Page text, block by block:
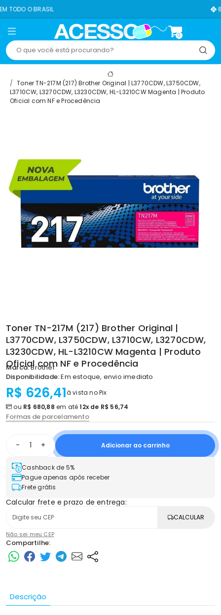
8% OFF NO PIX
0
Toner TN-217M (217) Brother Original | L3770CDW, L3750CDW,
L3710CW, L3270CDW, L3230CDW, HL-L3210CW Magenta | Produto
Oficial com NF e Procedência
Toner TN-217M (217) Brother Original |
L3770CDW, L3750CDW, L3710CW, L3270CDW,
L3230CDW, HL-L3210CW Magenta | Produto
Oficial com NF e Procedência
Marca:Brother
Disponibilidade:Em estoque, envio imediato
R$ 626,41à vista no Pix
ou R$ 680,88 em até12x de R$ 56,74
Formas de parcelamento
- + Adicionar ao carrinho
Cashback de 5%
Pague apenas após receber
Frete grátis
Calcular frete e prazo de entrega:
CALCULAR
Não sei meu CEP
Compartilhe:
Descrição